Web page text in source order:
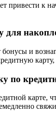
привести к
для
и
по
карте,